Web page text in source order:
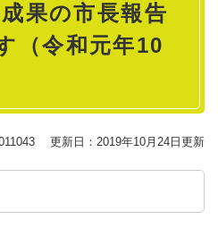
果の市長報告
（令和元年10
更新日：2019年10月24日更新